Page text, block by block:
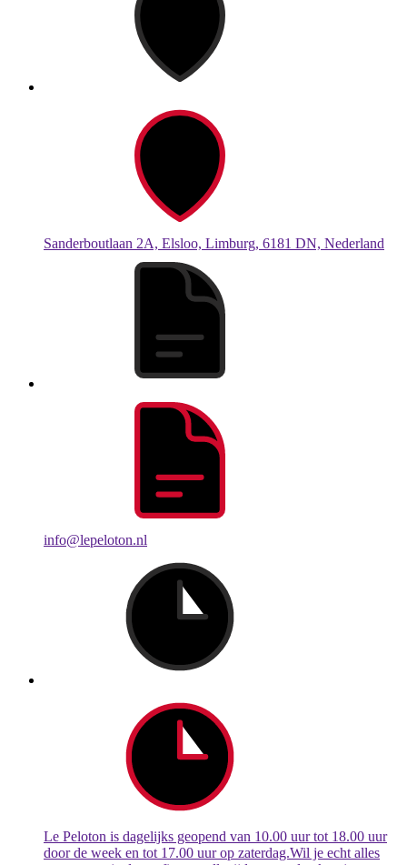
Sanderboutlaan 2A, Elsloo, Limburg, 6181 DN, Nederland
info@lepeloton.nl
Le Peloton is dagelijks geopend van 10.00 uur tot 18.00 uur
door de week en tot 17.00 uur op zaterdag.Wil je echt alles